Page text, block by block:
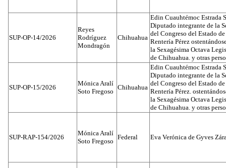
SUP-OP-14/2026
Reyes
Rodríguez
Mondragón
Chihuahua
Edin Cuauhtémoc Estrada
Diputado integrante de la
del Congreso del Estado
Rentería Pérez
la Sexagésima Octava
de Chihuahua. y otras
SUP-OP-15/2026
Mónica Aralí
Soto Fregoso
Chihuahua
Edin Cuauhtémoc Estrada
Diputado integrante de la
del Congreso del Estado
Rentería Pérez.
la Sexagésima Octava
de Chihuahua. y otras
SUP-RAP-154/2026
Mónica Aralí
Soto Fregoso
Federal Eva Verónica de Gyves